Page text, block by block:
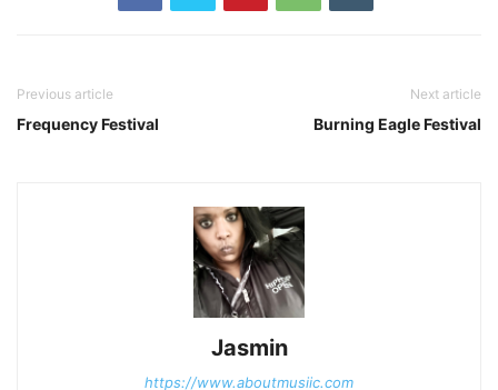
Previous article
Frequency Festival
Next article
Burning Eagle Festival
Jasmin
https://www.aboutmusiic.com